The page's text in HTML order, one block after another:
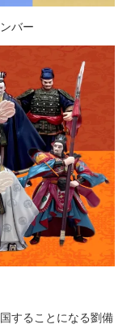
バー
することになる劉備